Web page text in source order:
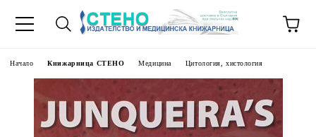
Начало Книжарница СТЕНО Медицина Цитология, хистология